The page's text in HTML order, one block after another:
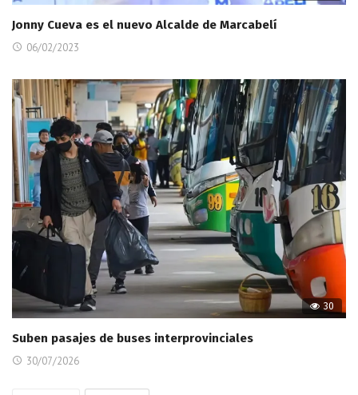
Jonny Cueva es el nuevo Alcalde de Marcabelí
06/02/2023
30
Suben pasajes de buses interprovinciales
30/07/2026